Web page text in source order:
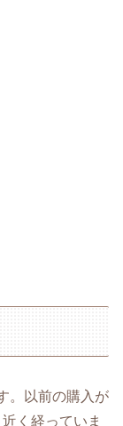
。以前の購入が
く経っていま